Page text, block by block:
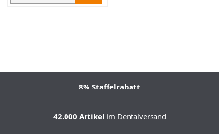
8% Staffelrabatt
42.000 Artikel im Dentalversand